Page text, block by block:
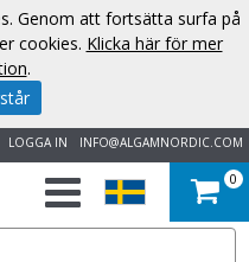
INFO@ALGAMNORDIC.COM
LOGGA IN
0
Genom att fortsätta surfa på
cookies. Klicka här för mer
.